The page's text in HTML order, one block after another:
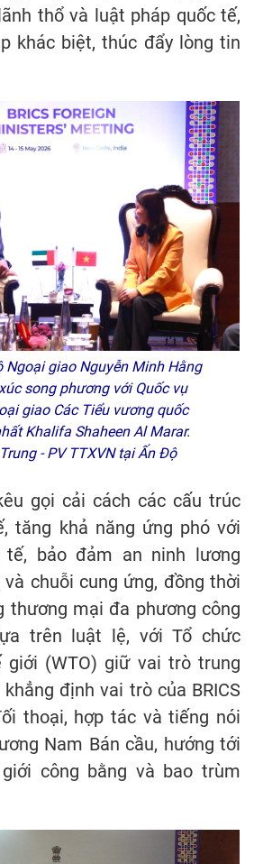
thổ và luật pháp quốc tế,
khác biệt, thúc đẩy lòng tin
Ngoại giao Nguyễn Minh Hằng
song phương với Quốc vụ
giao Các Tiểu vương quốc
Khalifa Shaheen Al Marar.
- PV TTXVN tại Ấn Độ
gọi cải cách các cấu trúc
tăng khả năng ứng phó với
bảo đảm an ninh lương
chuỗi cung ứng, đồng thời
thương mại đa phương công
trên luật lệ, với Tổ chức
giới (WTO) giữ vai trò trung
định vai trò của BRICS
thoại, hợp tác và tiếng nói
Nam Bán cầu, hướng tới
công bằng và bao trùm